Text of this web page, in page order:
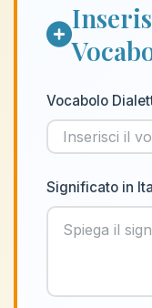
Vocabolo
Significato in